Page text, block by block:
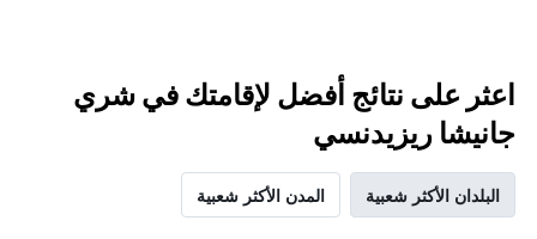
اعثر على نتائج أفضل لإقامتك في شري
جانيشا ريزيدنسي
البلدان الأكثر شعبية المدن الأكثر شعبية